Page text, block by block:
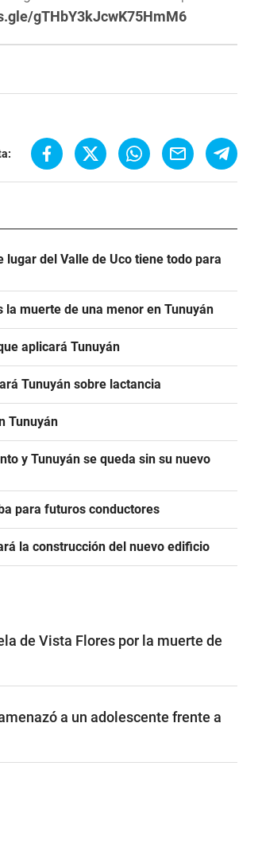
gTHbY3kJcwK75HmM6
lugar del Valle de Uco tiene todo para
muerte de una menor en Tunuyán
aplicará Tunuyán
Tunuyán sobre lactancia
Tunuyán
y Tunuyán se queda sin su nuevo
para futuros conductores
la construcción del nuevo edificio
de Vista Flores por la muerte de
a un adolescente frente a